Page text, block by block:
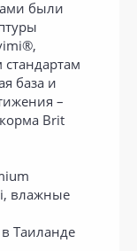
были
база и
–
Brit
влажные
Таиланде